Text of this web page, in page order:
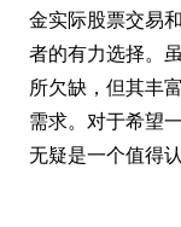
金实际股票交易
者的有力选择。
所欠缺，但其丰
需求。对于希望
无疑是一个值得